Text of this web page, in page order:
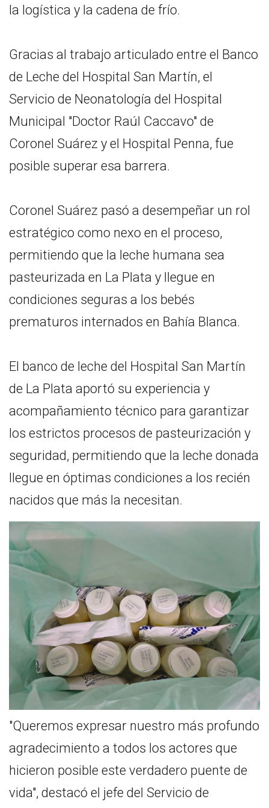
la logística y la cadena de frío.
Gracias al trabajo articulado entre el Banco
de Leche del Hospital San Martín, el
Servicio de Neonatología del Hospital
Municipal "Doctor Raúl Caccavo" de
Coronel Suárez y el Hospital Penna, fue
posible superar esa barrera.
Coronel Suárez pasó a desempeñar un rol
estratégico como nexo en el proceso,
permitiendo que la leche humana sea
pasteurizada en La Plata y llegue en
condiciones seguras a los bebés
prematuros internados en Bahía Blanca.
El banco de leche del Hospital San Martín
de La Plata aportó su experiencia y
acompañamiento técnico para garantizar
los estrictos procesos de pasteurización y
seguridad, permitiendo que la leche donada
llegue en óptimas condiciones a los recién
nacidos que más la necesitan.
"Queremos expresar nuestro más profundo
agradecimiento a todos los actores que
hicieron posible este verdadero puente de
vida", destacó el jefe del Servicio de